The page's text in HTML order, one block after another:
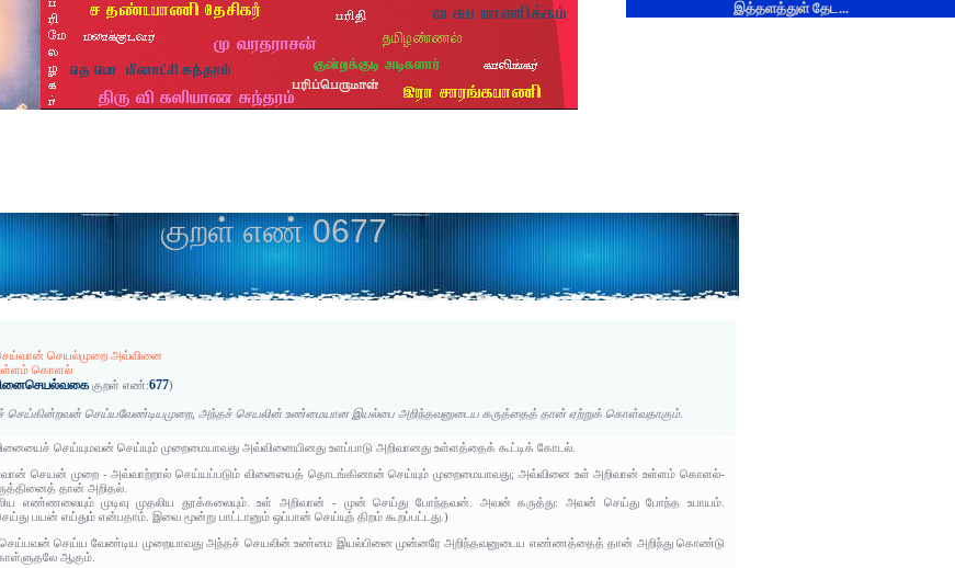
இத்தளத்துள் தேட...
குறள் எண் 0677
செயல்முறை அவ்வினை
கொளல்
குறள் எண்:677)
செய்கின்றவன் செய்யவேண்டியமுறை, அந்தச் செயலின் உண்மையான இயல்பை அறிந்தவனுடைய கருத்தைத் தான் ஏற்றுக் கொள்வதாகும்.
செய்யுமவன் செய்யும் முறைமையாவது அவ்வினையினது உளப்பாடு அறிவானது உள்ளத்தைக் கூட்டிக் கோடல்.
செயன் முறை - அவ்வாற்றால் செய்யப்படும் வினையைத் தொடங்கினான் செய்யும் முறைமையாவது; அவ்வினை உள் அறிவான் உள்ளம் கொளல்-
தான் அறிதல்.
எண்ணலையும் முடிவு முதலிய தூக்கலையும். உள் அறிவான் - முன் செய்து போந்தவன். அவன் கருத்து: அவன் செய்து போந்த உபாயம்.
பயன் எய்தும் என்பதாம். இவை மூன்று பாட்டானும் ஒப்பான் செய்யுந் திறம் கூறப்பட்டது.)
செய்ய வேண்டிய முறையாவது அந்தச் செயலின் உண்மை இயல்பினை முன்னரே அறிந்தவனுடைய எண்ணத்தைத் தான் அறிந்து கொண்டு
ஆகும்.